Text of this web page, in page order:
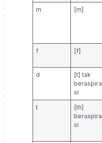
m [m]
f [f]
d
[t] tak
beraspira
si
t
[th]
beraspira
si